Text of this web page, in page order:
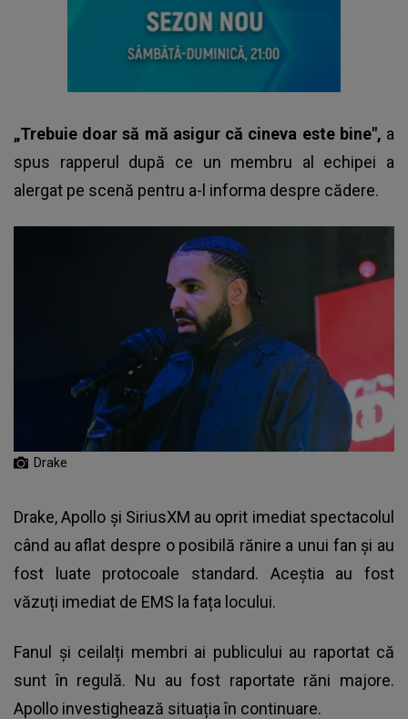
„Trebuie doar să mă asigur că cineva este bine", a
spus rapperul după ce un membru al echipei a
alergat pe scenă pentru a-l informa despre cădere.
Drake
Drake, Apollo și SiriusXM au oprit imediat spectacolul
când au aflat despre o posibilă rănire a unui fan și au
fost luate protocoale standard. Aceștia au fost
văzuți imediat de EMS la fața locului.
Fanul și ceilalți membri ai publicului au raportat că
sunt în regulă. Nu au fost raportate răni majore.
Apollo investighează situația în continuare.